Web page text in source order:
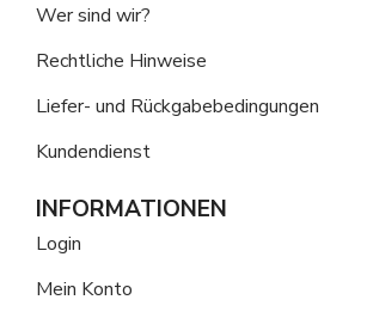
Wer sind wir?
Rechtliche Hinweise
Liefer- und Rückgabebedingungen
Kundendienst
INFORMATIONEN
Login
Mein Konto